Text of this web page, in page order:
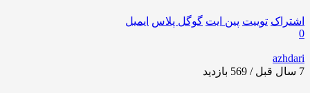
اشتراک توییت پین ایت گوگل‌ پلاس ایمیل
0
azhdari
7 سال قبل / 569
بازدید